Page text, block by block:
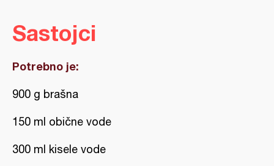
Sastojci
Potrebno je:
900 g brašna
150 ml obične vode
300 ml kisele vode